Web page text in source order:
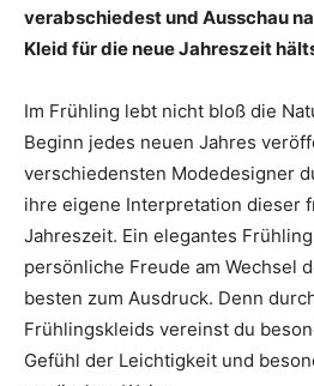
verabschiedest und Ausschau
Kleid für die neue Jahreszeit
Im Frühling lebt nicht bloß die
Beginn jedes neuen Jahres
verschiedensten Modedesigner
ihre eigene Interpretation dieser
Jahreszeit. Ein elegantes
persönliche Freude am Wechsel
besten zum Ausdruck. Denn
Frühlingskleids vereinst du
Gefühl der Leichtigkeit und